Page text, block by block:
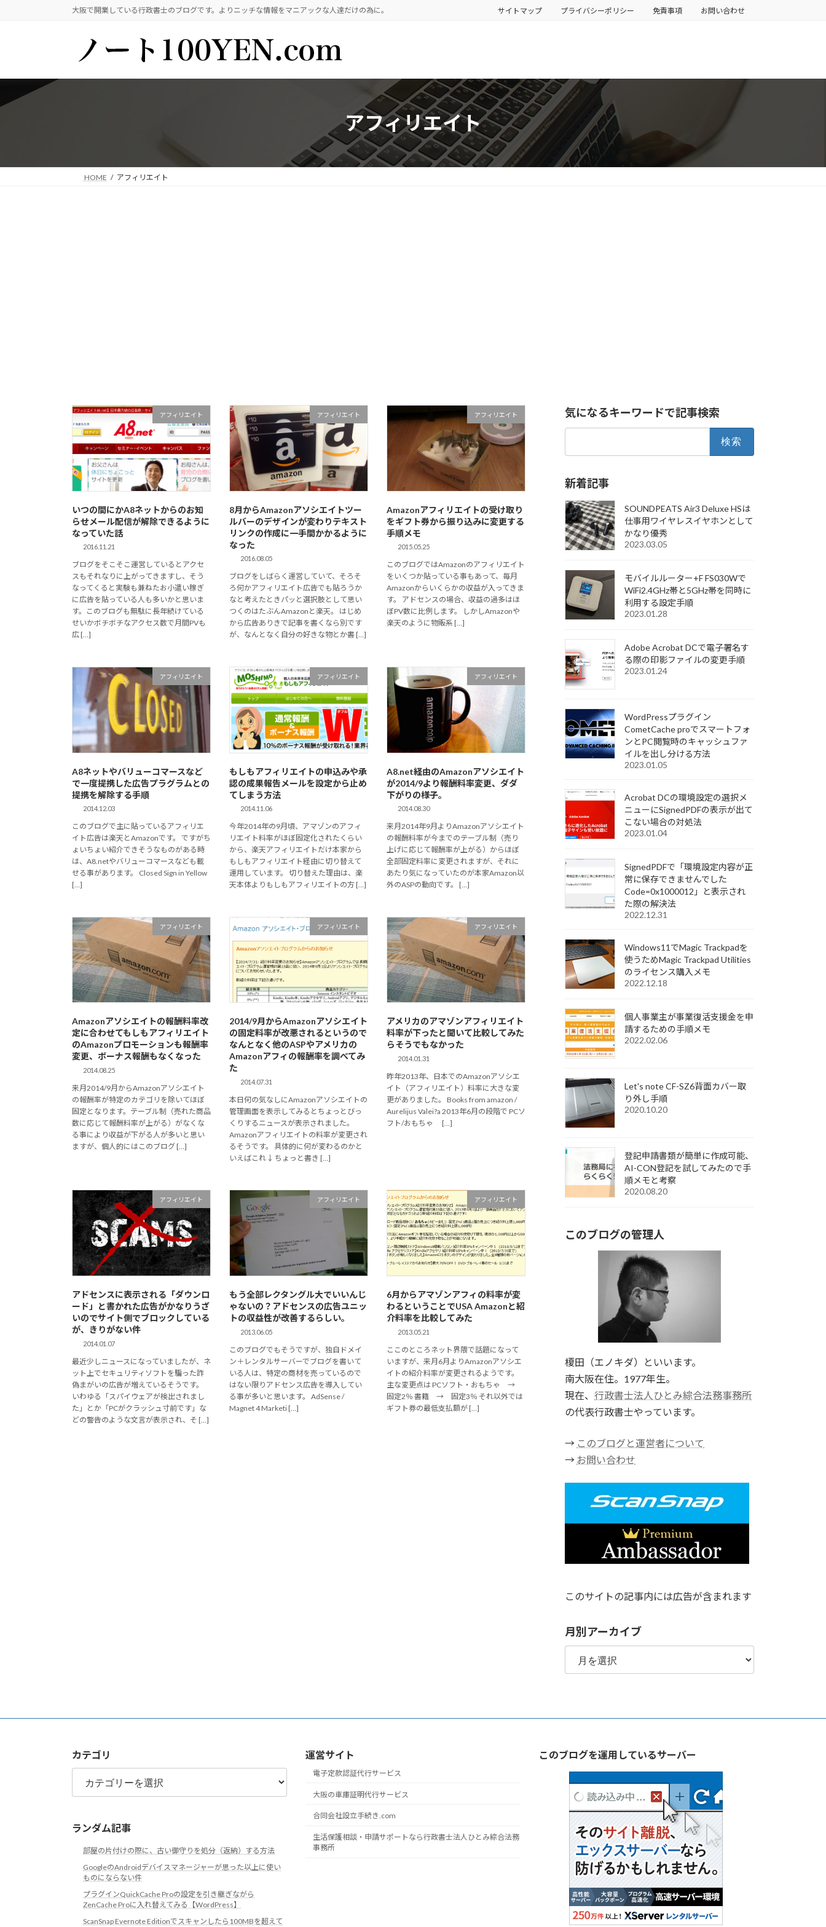
へ
キ
ョ
に
大阪で開業している行政書士のブログです。よりニッチな情報をマニアックな人達だけの為に。 サイトマップ プライバシーポリシー 免責事項 お問い合わせ
アフィリエイト
HOME アフィリエイト
アフィリエイト
いつの間にかA8ネットからのお知
らせメール配信が解除できるように
なっていた話
2016.11.21
ブログをそこそこ運営しているとアクセ
スもそれなりに上がってきますし、そう
なってくると実験も兼ねたお小遣い稼ぎ
に広告を貼っている人も多いかと思いま
す。このブログも無駄に長年続けている
せいかボチボチなアクセス数で月間PVも
広 […]
アフィリエイト
8月からAmazonアソシエイトツー
ルバーのデザインが変わりテキスト
リンクの作成に一手間かかるように
なった
2016.08.05
ブログをしばらく運営していて、そろそ
ろ何かアフィリエイト広告でも貼ろうか
なと考えたときパッと選択肢として思い
つくのはたぶんAmazonと楽天。 はじめ
から広告ありきで記事を書くなら別です
が、なんとなく自分の好きな物とか書 […]
アフィリエイト
Amazonアフィリエイトの受け取り
をギフト券から振り込みに変更する
手順メモ
2015.05.25
このブログではAmazonのアフィリエイト
をいくつか貼っている事もあって、毎月
Amazonからいくらかの収益が入ってきま
す。 アドセンスの場合、収益の過多はほ
ぼPV数に比例します。 しかしAmazonや
楽天のように物販系 […]
アフィリエイト
A8ネットやバリューコマースなど
で一度提携した広告プラグラムとの
提携を解除する手順
2014.12.03
このブログで主に貼っているアフィリエ
イト広告は楽天とAmazonです。 ですがち
ょいちょい紹介できそうなものがある時
は、A8.netやバリューコマースなども載
せる事があります。 Closed Sign in Yellow
[…]
アフィリエイト
もしもアフィリエイトの申込みや承
認の成果報告メールを設定から止め
てしまう方法
2014.11.06
今年2014年の9月頃、アマゾンのアフィ
リエイト料率がほぼ固定化されたくらい
から、楽天アフィリエイトだけ本家から
もしもアフィリエイト経由に切り替えて
運用しています。 切り替えた理由は、楽
天本体よりもしもアフィリエイトの方 […]
アフィリエイト
A8.net経由のAmazonアソシエイト
が2014/9より報酬料率変更、ダダ
下がりの様子。
2014.08.30
来月2014年9月よりAmazonアソシエイト
の報酬料率が今までのテーブル制（売り
上げに応じて報酬率が上がる）からほぼ
全部固定料率に変更されますが、それに
あたり気になっていたのが本家Amazon以
外のASPの動向です。 […]
アフィリエイト
Amazonアソシエイトの報酬料率改
定に合わせてもしもアフィリエイト
のAmazonプロモーションも報酬率
変更、ボーナス報酬もなくなった
2014.08.25
来月2014/9月からAmazonアソシエイト
の報酬率が特定のカテゴリを除いてほぼ
固定となります。テーブル制（売れた商品
数に応じて報酬料率が上がる）がなくな
る事により収益が下がる人が多いと思い
ますが、個人的にはこのブログ […]
アフィリエイト
2014/9月からAmazonアソシエイト
の固定料率が改悪されるというので
なんとなく他のASPやアメリカの
Amazonアフィの報酬率を調べてみ
た
2014.07.31
本日何の気なしにAmazonアソシエイトの
管理画面を表示してみるとちょっとびっ
くりするニュースが表示されました。
Amazonアフィリエイトの料率が変更され
るそうです。 具体的に何が変わるのかと
いえばこれ↓ ちょっと書き […]
アフィリエイト
アメリカのアマゾンアフィリエイト
料率が下ったと聞いて比較してみた
らそうでもなかった
2014.01.31
昨年2013年、日本でのAmazonアソシエ
イト（アフィリエイト）料率に大きな変
更がありました。 Books from amazon /
Aurelijus Valei?a 2013年6月の段階で PCソ
フト/おもちゃ […]
アフィリエイト
アドセンスに表示される「ダウンロ
ード」と書かれた広告がかなりうざ
いのでサイト側でブロックしている
が、きりがない件
2014.01.07
最近少しニュースになっていましたが、ネ
ット上でセキュリティソフトを騙った詐
偽まがいの広告が増えているそうです。
いわゆる「スパイウェアが検出されまし
た」とか「PCがクラッシュ寸前です」な
どの警告のような文言が表示され、そ […]
アフィリエイト
もう全部レクタングル大でいいんじ
ゃないの？アドセンスの広告ユニッ
トの収益性が改善するらしい。
2013.06.05
このブログでもそうですが、独自ドメイ
ン＋レンタルサーバーでブログを書いて
いる人は、特定の商材を売っているので
はない限りアドセンス広告を導入してい
る事が多いと思います。 AdSense /
Magnet 4 Marketi […]
アフィリエイト
6月からアマゾンアフィの料率が変
わるということでUSA Amazonと紹
介料率を比較してみた
2013.05.21
ここのところネット界隈で話題になって
いますが、来月6月よりAmazonアソシエ
イトの紹介料率が変更されるようです。
主な変更点は PCソフト・おもちゃ →
固定2％ 書籍 → 固定3％ それ以外では
ギフト券の最低支払額が […]
気になるキーワードで記事検索
新着記事
SOUNDPEATS Air3 Deluxe HSは
仕事用ワイヤレスイヤホンとして
かなり優秀
2023.03.05
モバイルルーター+F FS030Wで
WiFi2.4GHz帯と5GHz帯を同時に
利用する設定手順
2023.01.28
Adobe Acrobat DCで電子署名す
る際の印影ファイルの変更手順
2023.01.24
WordPressプラグイン
CometCache proでスマートフォ
ンとPC閲覧時のキャッシュファ
イルを出し分ける方法
2023.01.05
Acrobat DCの環境設定の選択メ
ニューにSignedPDFの表示が出て
こない場合の対処法
2023.01.04
SignedPDFで「環境設定内容が正
常に保存できませんでした
Code=0x1000012」と表示され
た際の解決法
2022.12.31
Windows11でMagic Trackpadを
使うためMagic Trackpad Utilities
のライセンス購入メモ
2022.12.18
個人事業主が事業復活支援金を申
請するための手順メモ
2022.02.06
Let's note CF-SZ6背面カバー取
り外し手順
2020.10.20
登記申請書類が簡単に作成可能、
AI-CON登記を試してみたので手
順メモと考察
2020.08.20
このブログの管理人
榎田（エノキダ）といいます。
南大阪在住。1977年生。
現在、行政書士法人ひとみ綜合法務事務所
の代表行政書士やっています。
→ このブログと運営者について
→ お問い合わせ
このサイトの記事内には広告が含まれます
月別アーカイブ
月
ア
イ
カテゴリ
カ
リ
ランダム記事
部屋の片付けの際に、古い御守りを処分（返納）する方法
GoogleのAndroidデバイスマネージャーが思った以上に使い
ものにならない件
プラグインQuickCache Proの設定を引き継ぎながら
ZenCache Proに入れ替えてみる【WordPress】
ScanSnap Evernote Editionでスキャンしたら100MBを超えて
運営サイト
電子定款認証代行サービス
大阪の車庫証明代行サービス
合同会社設立手続き.com
生活保護相談・申請サポートなら行政書士法人ひとみ綜合法務
事務所
このブログを運用しているサーバー